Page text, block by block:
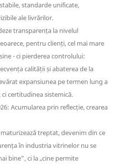
standarde unificate,
ale livrărilor.
transparența la nivelul
pentru clienți, cel mai mare
- ci pierderea controlului:
calității și abaterea de la
expansiunea pe termen lung a
certitudinea sistemică.
treptat, devenim din ce
în industria vitrinelor nu se
bine”, ci la „cine permite